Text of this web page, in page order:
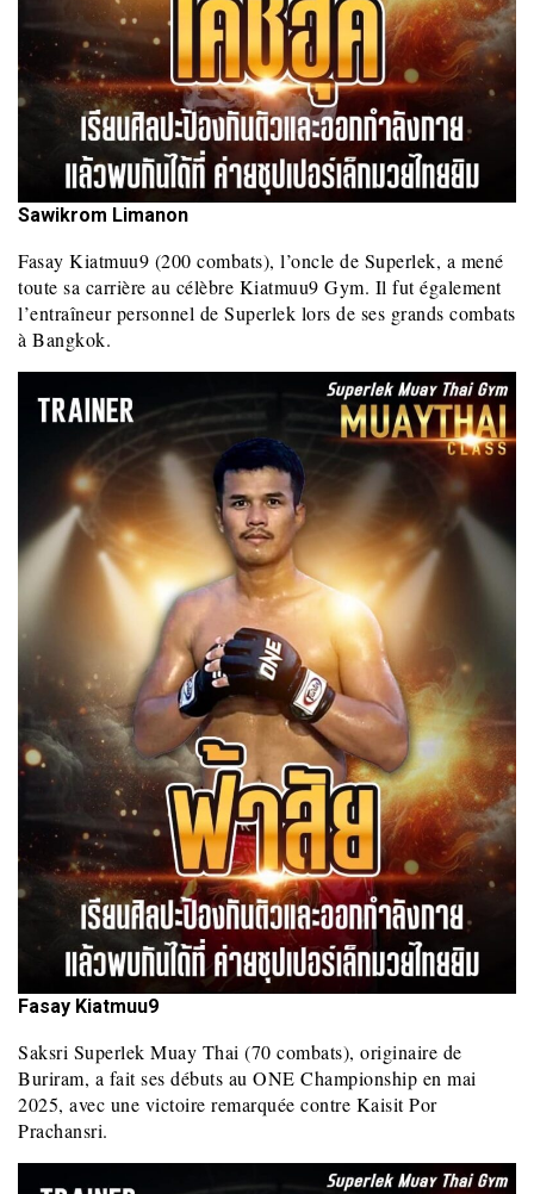
Sawikrom Limanon
Fasay Kiatmuu9 (200 combats), l’oncle de Superlek, a mené
toute sa carrière au célèbre Kiatmuu9 Gym. Il fut également
l’entraîneur personnel de Superlek lors de ses grands combats
à Bangkok.
Fasay Kiatmuu9
Saksri Superlek Muay Thai (70 combats), originaire de
Buriram, a fait ses débuts au ONE Championship en mai
2025, avec une victoire remarquée contre Kaisit Por
Prachansri.